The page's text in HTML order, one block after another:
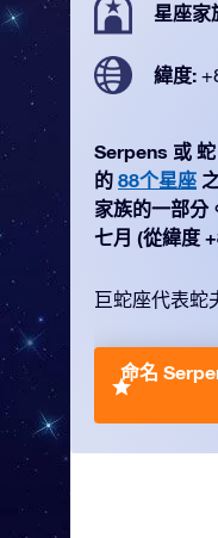
星座家
緯度:
Serpens 或
的 88个星座
家族的一部分
七月 (從緯度
巨蛇座代表蛇
命名